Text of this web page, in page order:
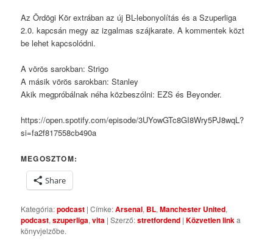
Az Ördögi Kör extrában az új BL-lebonyolítás és a Szuperliga
2.0. kapcsán megy az izgalmas szájkarate. A kommentek közt
be lehet kapcsolódni.
A vörös sarokban: Strigo
A másik vörös sarokban: Stanley
Akik megpróbálnak néha közbeszólni: EZS és Beyonder.
https://open.spotify.com/episode/3UYowGTc8GI8Wry5PJ8wqL?
si=fa2f817558cb490a
MEGOSZTOM:
Share
Kategória:podcast | Címke:Arsenal, BL,Manchester United,
podcast,szuperliga,vita | Szerző:stretfordend |Közvetlen linka
könyvjelzőbe.